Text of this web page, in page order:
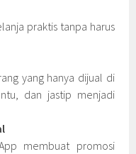
praktis tanpa harus
yang hanya dijual di
dan jastip menjadi
membuat promosi